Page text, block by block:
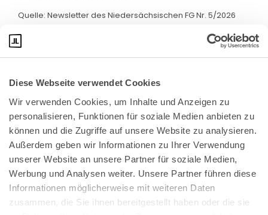
Diese Webseite verwendet Cookies
Wir verwenden Cookies, um Inhalte und Anzeigen zu
personalisieren, Funktionen für soziale Medien anbieten zu
können und die Zugriffe auf unsere Website zu analysieren.
Außerdem geben wir Informationen zu Ihrer Verwendung
unserer Website an unsere Partner für soziale Medien,
Werbung und Analysen weiter. Unsere Partner führen diese
Informationen möglicherweise mit weiteren Daten
zusammen, die Sie ihnen bereitgestellt haben oder die sie
Quelle: Newsletter des Niedersächsischen FG Nr. 5/2026
Bundeskanzlerplatz 2
53113 Bonn
Pressemitteilungen|AGB